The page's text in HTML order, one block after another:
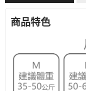
商品特色